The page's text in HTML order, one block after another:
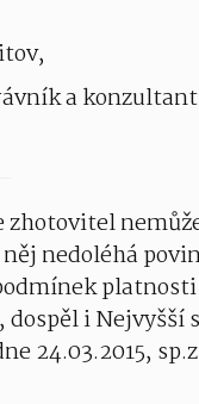
a konzultant
zhotovitel
nedoléhá
dospěl i Nejvyšší
24.03.2015,